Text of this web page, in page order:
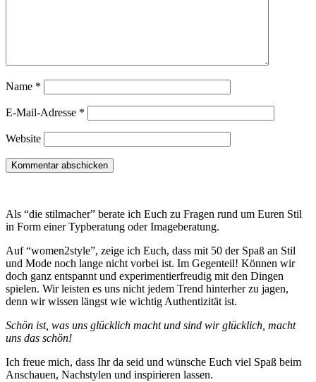
Name *
E-Mail-Adresse *
Website
Als “die stilmacher” berate ich Euch zu Fragen rund um Euren Stil
in Form einer Typberatung oder Imageberatung.
Auf “women2style”, zeige ich Euch, dass mit 50 der Spaß an Stil
und Mode noch lange nicht vorbei ist. Im Gegenteil! Können wir
doch ganz entspannt und experimentierfreudig mit den Dingen
spielen. Wir leisten es uns nicht jedem Trend hinterher zu jagen,
denn wir wissen längst wie wichtig Authentizität ist.
Schön ist, was uns glücklich macht und sind wir glücklich, macht
uns das schön!
Ich freue mich, dass Ihr da seid und wünsche Euch viel Spaß beim
Anschauen, Nachstylen und inspirieren lassen.